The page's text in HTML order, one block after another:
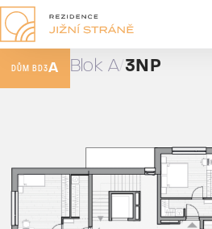
DŮM BD3A Blok A 3NP